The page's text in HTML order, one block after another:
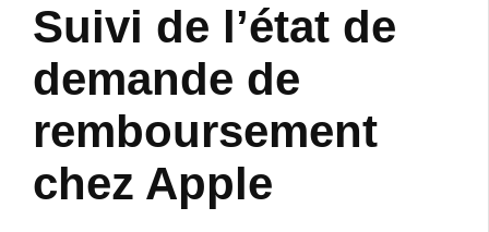
Suivi de l’état de
demande de
remboursement
chez Apple